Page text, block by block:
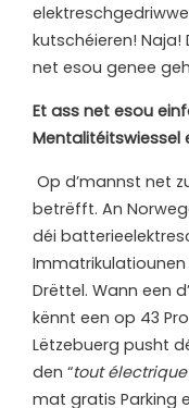
kutschéieren! Naja!
net esou genee
Et ass net esou
Mentalitéitswiessel
Op d’mannst net
betrëfft. An
déi
Immatrikulatiounen
Drëttel. Wann een
kënnt een op 43
Lëtzebuerg pusht
den “tout
mat gratis Parking